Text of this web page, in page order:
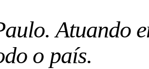
Atuando
o país.